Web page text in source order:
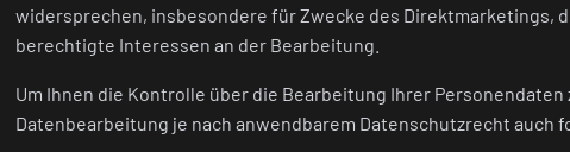
widersprechen, insbesondere für Zwecke des
berechtigte Interessen an der Bearbeitung.
Um Ihnen die Kontrolle über die Bearbeitung Ihrer
Datenbearbeitung je nach anwendbarem Datenschutzrecht auch